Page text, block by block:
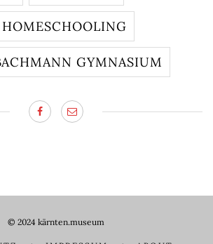
HOMESCHOOLING
GYMNASIUM
© 2024 kärnten.museum